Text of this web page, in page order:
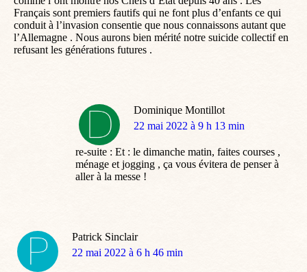
Français sont premiers fautifs qui ne font plus d’enfants ce qui
conduit à l’invasion consentie que nous connaissons autant que
l’Allemagne . Nous aurons bien mérité notre suicide collectif en
refusant les générations futures .
Dominique Montillot
dit
22 mai 2022 à 9 h 13 min
re-suite : Et : le dimanche matin, faites courses ,
ménage et jogging , ça vous évitera de penser à
aller à la messe !
Patrick Sinclair
dit
22 mai 2022 à 6 h 46 min